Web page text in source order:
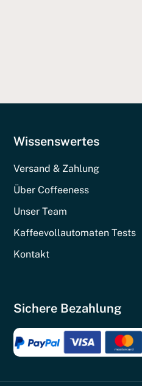
Wissenswertes
Versand & Zahlung
Über Coffeeness
Unser Team
Kaffeevollautomaten Tests
Kontakt
Sichere Bezahlung